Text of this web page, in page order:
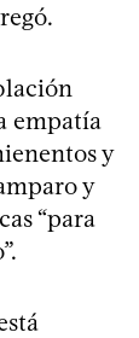
empatía
y
y
“para